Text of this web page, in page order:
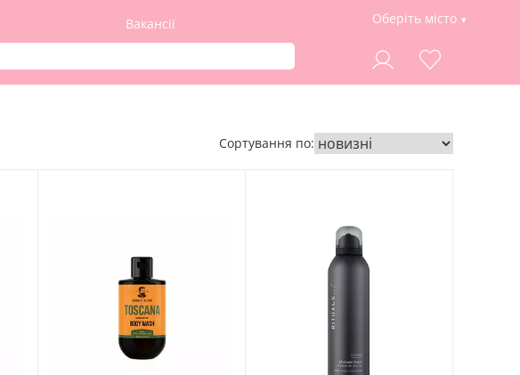
Вакансії Оберіть місто
Сортування по: